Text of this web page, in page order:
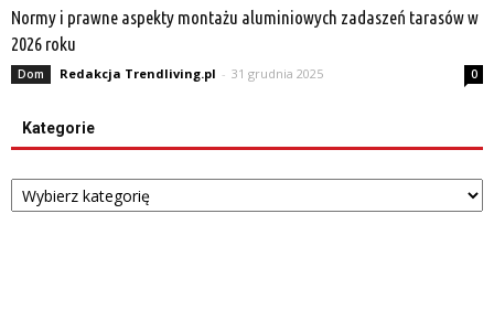
Normy i prawne aspekty montażu aluminiowych zadaszeń tarasów w
2026 roku
Dom Redakcja Trendliving.pl - 31 grudnia 2025 0
Kategorie
Kategorie